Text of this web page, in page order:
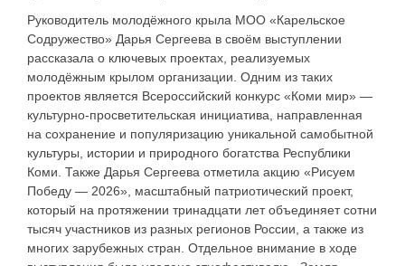
Руководитель молодёжного крыла МОО «Карельское
Содружество» Дарья Сергеева в своём выступлении
рассказала о ключевых проектах, реализуемых
молодёжным крылом организации. Одним из таких
проектов является Всероссийский конкурс «Коми мир» —
культурно-просветительская инициатива, направленная
на сохранение и популяризацию уникальной самобытной
культуры, истории и природного богатства Республики
Коми. Также Дарья Сергеева отметила акцию «Рисуем
Победу — 2026», масштабный патриотический проект,
который на протяжении тринадцати лет объединяет сотни
тысяч участников из разных регионов России, а также из
многих зарубежных стран. Отдельное внимание в ходе